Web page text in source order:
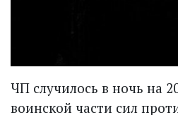
ЧП случилось в ночь на
воинской части сил